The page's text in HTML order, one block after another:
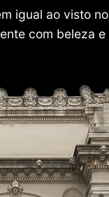
igual ao visto
com beleza e